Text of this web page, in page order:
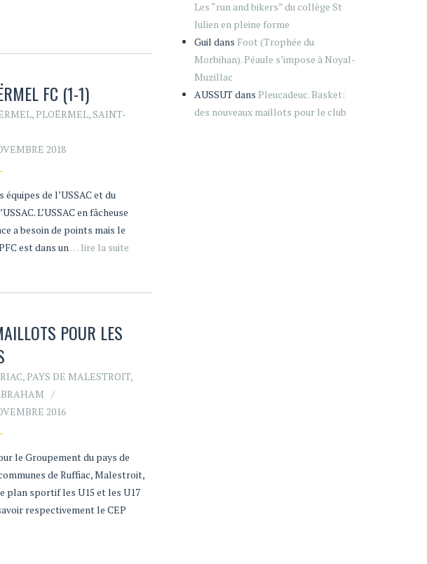
FC (1-1)
,PLOËRMEL,SAINT-
2018
de l’USSAC et du
L’USSAC en fâcheuse
a besoin de points mais le
est dans un … lire la suite
POUR LES
,PAYS DE MALESTROIT,
2016
le Groupement du pays de
de Ruffiac, Malestroit,
plan sportif les U15 et les U17
respectivement le CEP
Les “run and bikers” du collège St
Julien en pleine forme
Guil dans Foot (Trophée du
Morbihan). Péaule s’impose à Noyal-
Muzillac
AUSSUTdans Pleucadeuc. Basket:
des nouveaux maillots pour le club